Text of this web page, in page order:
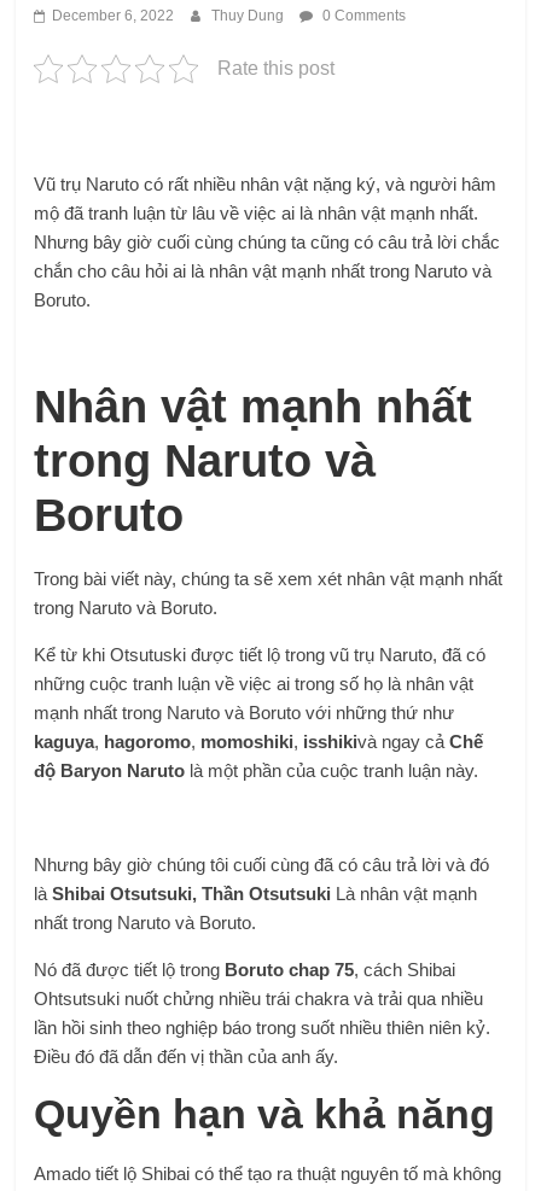
December 6, 2022 Thuy Dung 0 Comments
Rate this post
Vũ trụ Naruto có rất nhiều nhân vật nặng ký, và người hâm
mộ đã tranh luận từ lâu về việc ai là nhân vật mạnh nhất.
Nhưng bây giờ cuối cùng chúng ta cũng có câu trả lời chắc
chắn cho câu hỏi ai là nhân vật mạnh nhất trong Naruto và
Boruto.
Nhân vật mạnh nhất
trong Naruto và
Boruto
Trong bài viết này, chúng ta sẽ xem xét nhân vật mạnh nhất
trong Naruto và Boruto.
Kể từ khi Otsutuski được tiết lộ trong vũ trụ Naruto, đã có
những cuộc tranh luận về việc ai trong số họ là nhân vật
mạnh nhất trong Naruto và Boruto với những thứ như
kaguya, hagoromo, momoshiki, isshikivà ngay cảChế
độ Baryon Naruto là một phần của cuộc tranh luận này.
Nhưng bây giờ chúng tôi cuối cùng đã có câu trả lời và đó
làShibai Otsutsuki, Thần Otsutsuki Là nhân vật mạnh
nhất trong Naruto và Boruto.
Nó đã được tiết lộ trong Boruto chap 75, cách Shibai
Ohtsutsuki nuốt chửng nhiều trái chakra và trải qua nhiều
lần hồi sinh theo nghiệp báo trong suốt nhiều thiên niên kỷ.
Điều đó đã dẫn đến vị thần của anh ấy.
Quyền hạn và khả năng
Amado tiết lộ Shibai có thể tạo ra thuật nguyên tố mà không